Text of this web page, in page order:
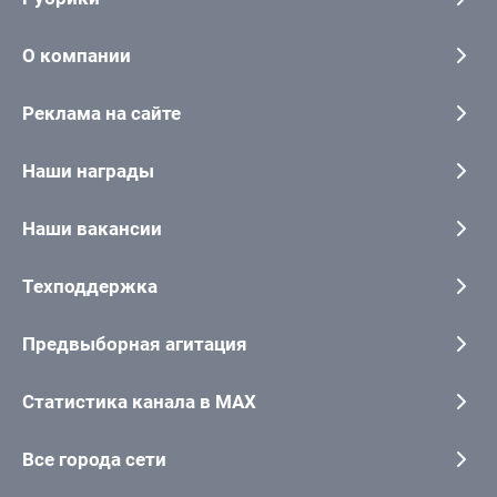
О компании
Реклама на сайте
Наши награды
Наши вакансии
Техподдержка
Предвыборная агитация
Статистика канала в MAX
Все города сети